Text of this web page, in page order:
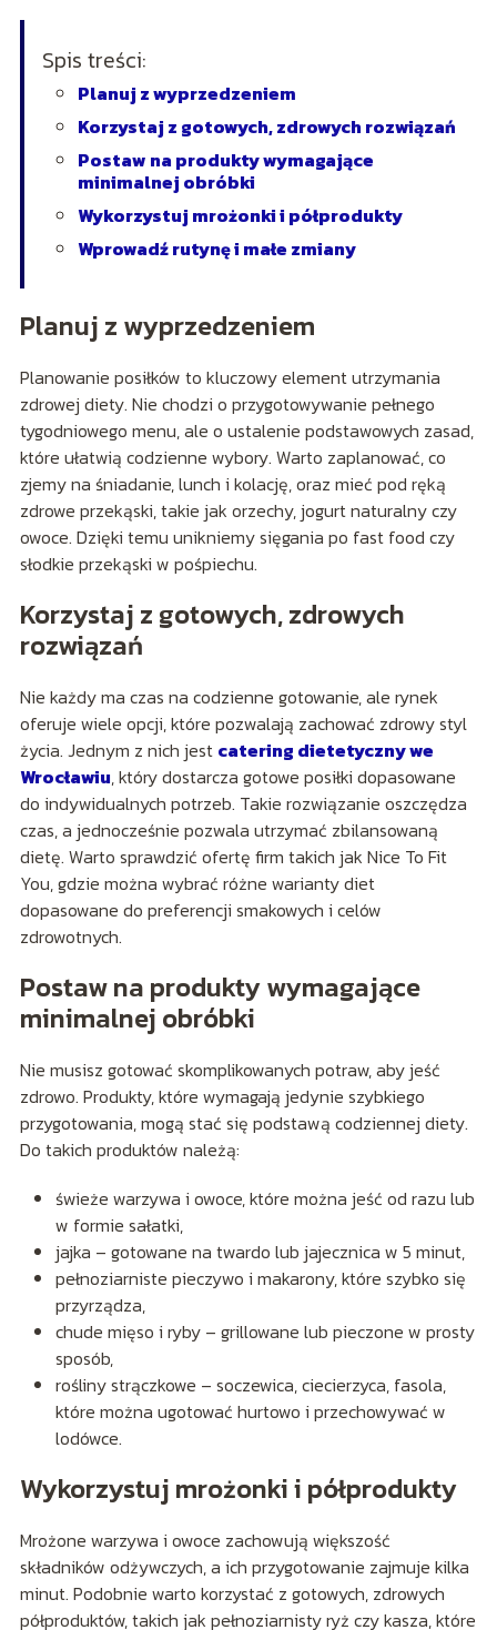
Spis treści:
Planuj z wyprzedzeniem
Korzystaj z gotowych, zdrowych rozwiązań
Postaw na produkty wymagające
minimalnej obróbki
Wykorzystuj mrożonki i półprodukty
Wprowadź rutynę i małe zmiany
Planuj z wyprzedzeniem
Planowanie posiłków to kluczowy element utrzymania
zdrowej diety. Nie chodzi o przygotowywanie pełnego
tygodniowego menu, ale o ustalenie podstawowych zasad,
które ułatwią codzienne wybory. Warto zaplanować, co
zjemy na śniadanie, lunch i kolację, oraz mieć pod ręką
zdrowe przekąski, takie jak orzechy, jogurt naturalny czy
owoce. Dzięki temu unikniemy sięgania po fast food czy
słodkie przekąski w pośpiechu.
Korzystaj z gotowych, zdrowych
rozwiązań
Nie każdy ma czas na codzienne gotowanie, ale rynek
oferuje wiele opcji, które pozwalają zachować zdrowy styl
życia. Jednym z nich jest catering dietetyczny we
Wrocławiu, który dostarcza gotowe posiłki dopasowane
do indywidualnych potrzeb. Takie rozwiązanie oszczędza
czas, a jednocześnie pozwala utrzymać zbilansowaną
dietę. Warto sprawdzić ofertę firm takich jak Nice To Fit
You, gdzie można wybrać różne warianty diet
dopasowane do preferencji smakowych i celów
zdrowotnych.
Postaw na produkty wymagające
minimalnej obróbki
Nie musisz gotować skomplikowanych potraw, aby jeść
zdrowo. Produkty, które wymagają jedynie szybkiego
przygotowania, mogą stać się podstawą codziennej diety.
Do takich produktów należą:
świeże warzywa i owoce, które można jeść od razu lub
w formie sałatki,
jajka – gotowane na twardo lub jajecznica w 5 minut,
pełnoziarniste pieczywo i makarony, które szybko się
przyrządza,
chude mięso i ryby – grillowane lub pieczone w prosty
sposób,
rośliny strączkowe – soczewica, ciecierzyca, fasola,
które można ugotować hurtowo i przechowywać w
lodówce.
Wykorzystuj mrożonki i półprodukty
Mrożone warzywa i owoce zachowują większość
składników odżywczych, a ich przygotowanie zajmuje kilka
minut. Podobnie warto korzystać z gotowych, zdrowych
półproduktów, takich jak pełnoziarnisty ryż czy kasza, które